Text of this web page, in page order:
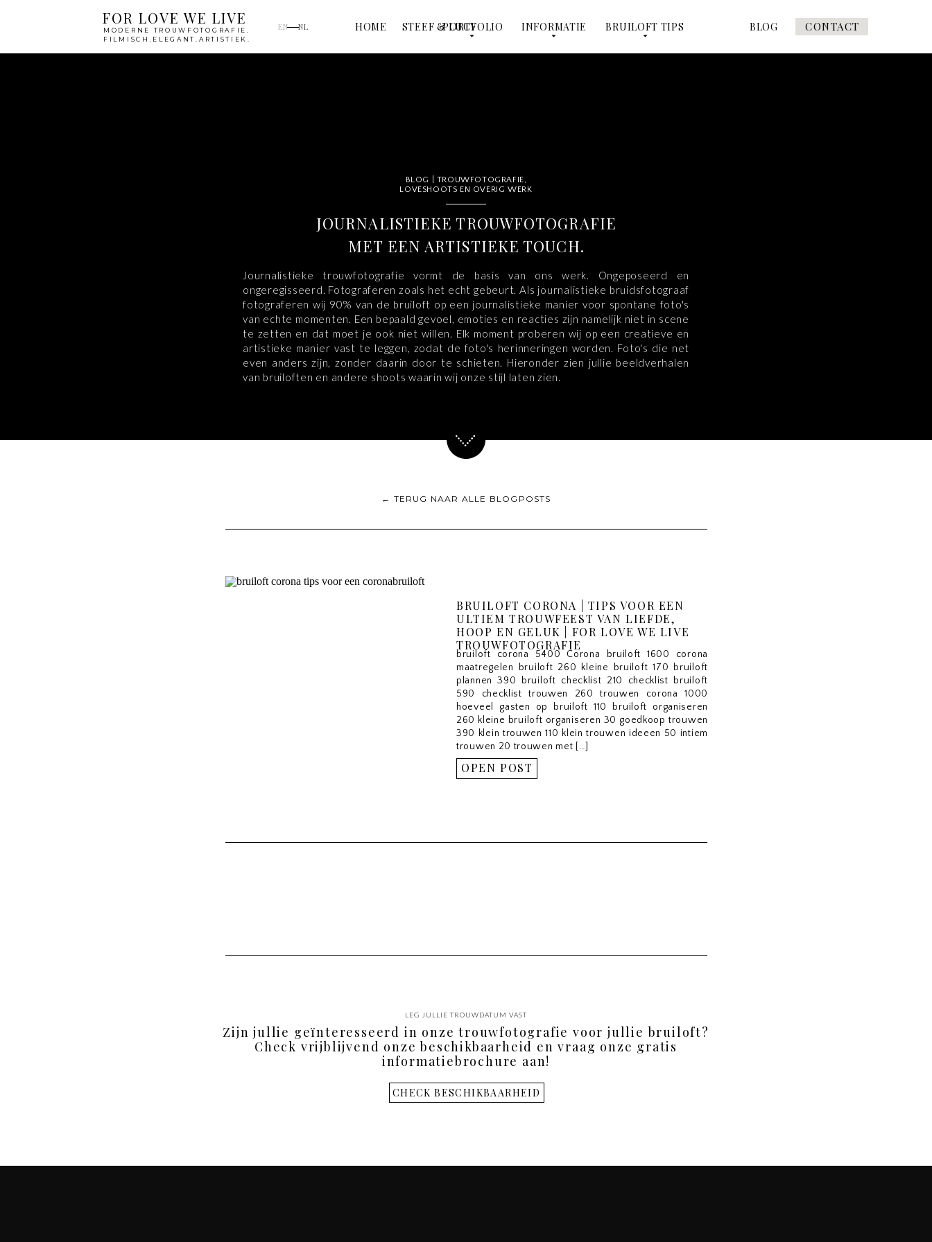
CONTACT
HOME BLOG
STEEF & LUCY
EN NL
FOR LOVE WE LIVE
MODERNE TROUWFOTOGRAFIE.
FILMISCH.ELEGANT.ARTISTIEK.
PORTFOLIO INFORMATIE BRUILOFT TIPS
JOURNALISTIEKE TROUWFOTOGRAFIE
MET EEN ARTISTIEKE TOUCH.
BLOG | TROUWFOTOGRAFIE,
LOVESHOOTS EN OVERIG WERK
Journalistieke trouwfotografie vormt de basis van ons werk. Ongeposeerd en
ongeregisseerd. Fotograferen zoals het echt gebeurt. Als journalistieke bruidsfotograaf
fotograferen wij 90% van de bruiloft op een journalistieke manier voor spontane foto's
van echte momenten. Een bepaald gevoel, emoties en reacties zijn namelijk niet in scene
te zetten en dat moet je ook niet willen. Elk moment proberen wij op een creatieve en
artistieke manier vast te leggen, zodat de foto's herinneringen worden. Foto's die net
even anders zijn, zonder daarin door te schieten. Hieronder zien jullie beeldverhalen
van bruiloften en andere shoots waarin wij onze stijl laten zien.
← TERUG NAAR ALLE BLOGPOSTS
BRUILOFT CORONA | TIPS VOOR EEN
ULTIEM TROUWFEEST VAN LIEFDE,
HOOP EN GELUK | FOR LOVE WE LIVE
TROUWFOTOGRAFIE
bruiloft corona 5400 Corona bruiloft 1600 corona
maatregelen bruiloft 260 kleine bruiloft 170 bruiloft
plannen 390 bruiloft checklist 210 checklist bruiloft
590 checklist trouwen 260 trouwen corona 1000
hoeveel gasten op bruiloft 110 bruiloft organiseren
260 kleine bruiloft organiseren 30 goedkoop trouwen
390 klein trouwen 110 klein trouwen ideeen 50 intiem
trouwen 20 trouwen met […]
OPEN POST
LEG JULLIE TROUWDATUM VAST
Zijn jullie geïnteresseerd in onze trouwfotografie voor jullie bruiloft?
Check vrijblijvend onze beschikbaarheid en vraag onze gratis
informatiebrochure aan!
CHECK BESCHIKBAARHEID